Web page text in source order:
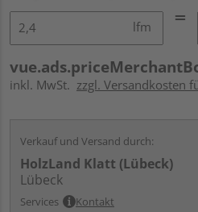
lfm
inkl. MwSt. zzgl. Versandkosten
Verkauf und Versand durch:
HolzLand Klatt (Lübeck)
Lübeck
Services Kontakt